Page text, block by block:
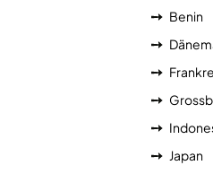
Benin
Japan